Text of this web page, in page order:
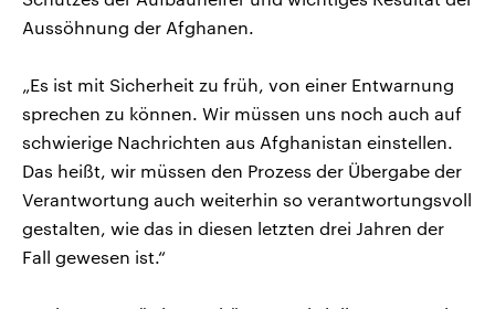
Aussöhnung der Afghanen.
„Es ist mit Sicherheit zu früh, von einer Entwarnung
sprechen zu können. Wir müssen uns noch auch auf
schwierige Nachrichten aus Afghanistan einstellen.
Das heißt, wir müssen den Prozess der Übergabe der
Verantwortung auch weiterhin so verantwortungsvoll
gestalten, wie das in diesen letzten drei Jahren der
Fall gewesen ist.“